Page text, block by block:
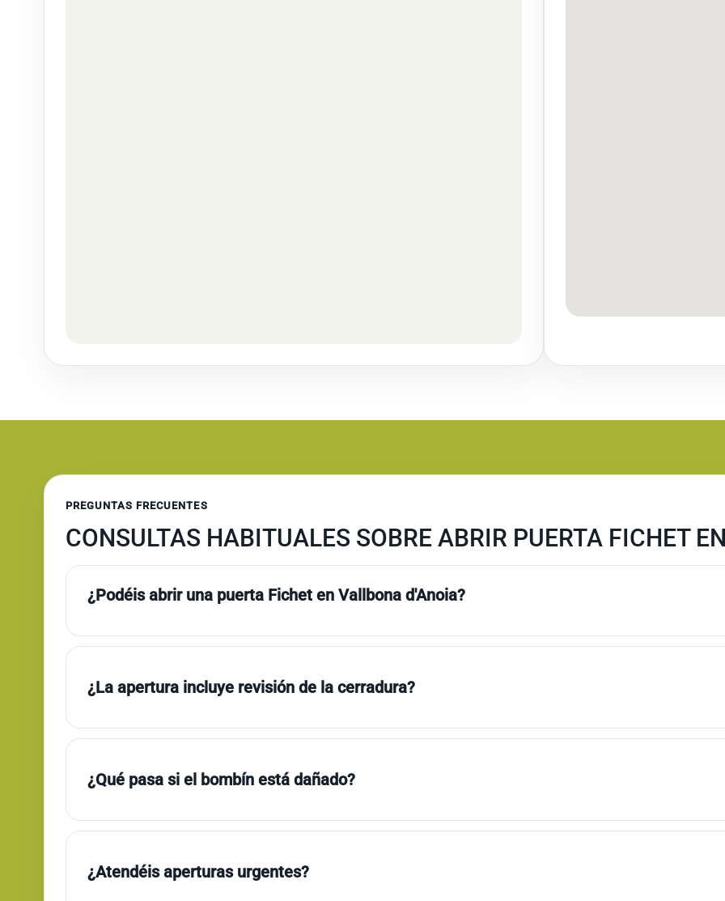
PREGUNTAS FRECUENTES
CONSULTAS HABITUALES SOBRE ABRIR PUERTA FICHET
¿Podéis abrir una puerta Fichet en Vallbona d'Anoia?
¿La apertura incluye revisión de la cerradura?
¿Qué pasa si el bombín está dañado?
¿Atendéis aperturas urgentes?